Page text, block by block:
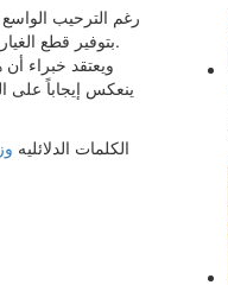
رغم الترحيب
بتوفير قطع الغيار بأسعار مناسبة، إضافة إلى التوازن بين سهولة استبدال البطارية والحفاظ على ميزات مثل مقاومة الماء والغبار.
ويعتقد خبراء
ينعكس إيجاباً على
الكلمات الدلائليه